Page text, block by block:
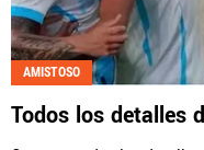
AMISTOSO
Todos los detalles